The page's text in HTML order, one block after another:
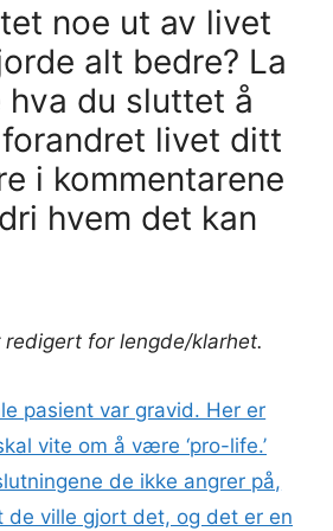
noe ut av livet
alt bedre? La
du sluttet å
livet ditt
i kommentarene
hvem det kan
redigert for lengde/klarhet.
pasient var gravid. Her er
vite om å være ‘pro-life.’
de ikke angrer på,
de ville gjort det, og det er en